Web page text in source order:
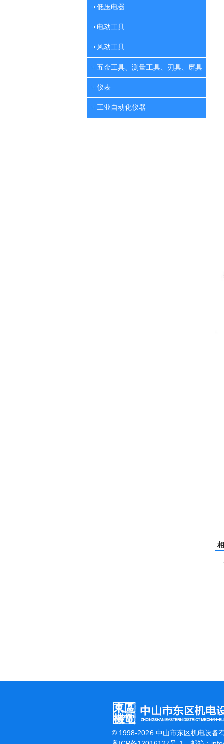
低压电器
电动工具
风动工具
五金工具、测量工具、刃具、磨具
仪表
工业自动化仪器
© 1998-2026 中山市东区机电设备